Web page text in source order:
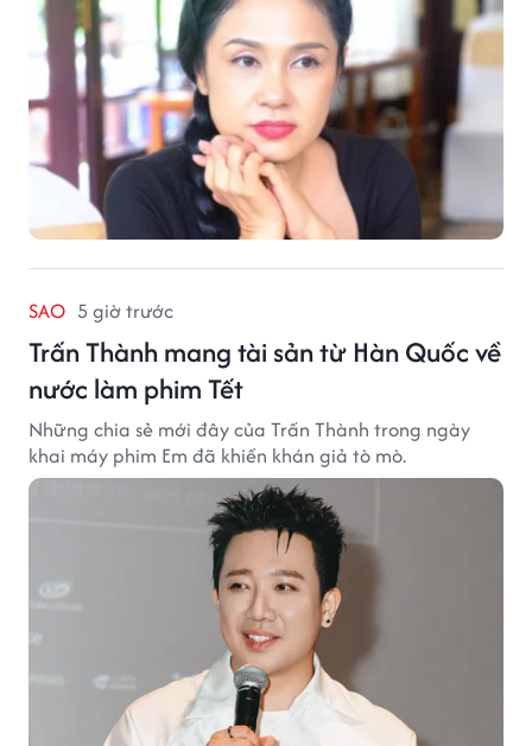
SAO 5 giờ trước
Trấn Thành mang tài sản từ Hàn Quốc về
nước làm phim Tết
Những chia sẻ mới đây của Trấn Thành trong ngày
khai máy phim Em đã khiến khán giả tò mò.